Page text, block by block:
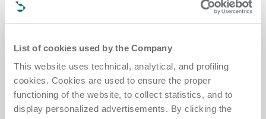
List of cookies used by the Company
This website uses technical, analytical, and profiling
cookies. Cookies are used to ensure the proper
functioning of the website, to collect statistics, and to
display personalized advertisements. By clicking the
___________
(Via Della Meccanica 16, 61122 Pesaro –
Italie).
Son contenu ainsi que toutes les pièces
jointes sont établis à l'attention exclusive